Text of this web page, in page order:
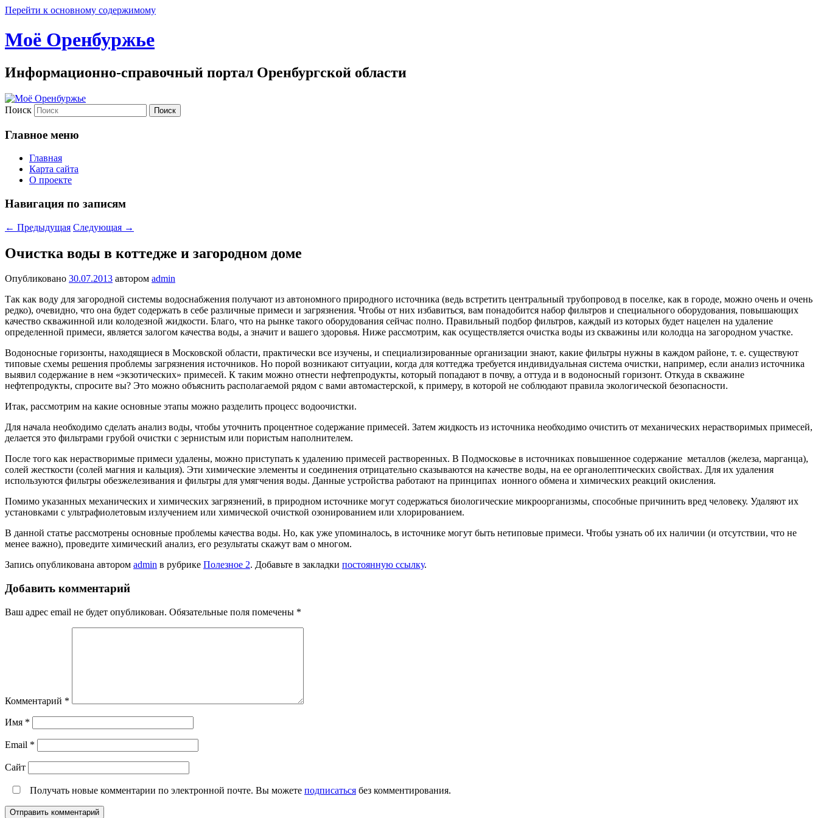
Перейти к основному содержимому
Моё Оренбуржье
Информационно-справочный портал Оренбургской области
Поиск
Главное меню
Главная
Карта сайта
О проекте
Навигация по записям
← Предыдущая Следующая →
Очистка воды в коттедже и загородном доме
Опубликовано 30.07.2013 автором admin
Так как воду для загородной системы водоснабжения получают из автономного природного источника (ведь встретить центральный трубопровод в поселке, как в городе, можно очень и очень
редко), очевидно, что она будет содержать в себе различные примеси и загрязнения. Чтобы от них избавиться, вам понадобится набор фильтров и специального оборудования, повышающих
качество скважинной или колодезной жидкости. Благо, что на рынке такого оборудования сейчас полно. Правильный подбор фильтров, каждый из которых будет нацелен на удаление
определенной примеси, является залогом качества воды, а значит и вашего здоровья. Ниже рассмотрим, как осуществляется очистка воды из скважины или колодца на загородном участке.
Водоносные горизонты, находящиеся в Московской области, практически все изучены, и специализированные организации знают, какие фильтры нужны в каждом районе, т. е. существуют
типовые схемы решения проблемы загрязнения источников. Но порой возникают ситуации, когда для коттеджа требуется индивидуальная система очистки, например, если анализ источника
выявил содержание в нем «экзотических» примесей. К таким можно отнести нефтепродукты, который попадают в почву, а оттуда и в водоносный горизонт. Откуда в скважине
нефтепродукты, спросите вы? Это можно объяснить располагаемой рядом с вами автомастерской, к примеру, в которой не соблюдают правила экологической безопасности.
Итак, рассмотрим на какие основные этапы можно разделить процесс водоочистки.
Для начала необходимо сделать анализ воды, чтобы уточнить процентное содержание примесей. Затем жидкость из источника необходимо очистить от механических нерастворимых примесей,
делается это фильтрами грубой очистки с зернистым или пористым наполнителем.
После того как нерастворимые примеси удалены, можно приступать к удалению примесей растворенных. В Подмосковье в источниках повышенное содержание металлов (железа, марганца),
солей жесткости (солей магния и кальция). Эти химические элементы и соединения отрицательно сказываются на качестве воды, на ее органолептических свойствах. Для их удаления
используются фильтры обезжелезивания и фильтры для умягчения воды. Данные устройства работают на принципах ионного обмена и химических реакций окисления.
Помимо указанных механических и химических загрязнений, в природном источнике могут содержаться биологические микроорганизмы, способные причинить вред человеку. Удаляют их
установками с ультрафиолетовым излучением или химической очисткой озонированием или хлорированием.
В данной статье рассмотрены основные проблемы качества воды. Но, как уже упоминалось, в источнике могут быть нетиповые примеси. Чтобы узнать об их наличии (и отсутствии, что не
менее важно), проведите химический анализ, его результаты скажут вам о многом.
Запись опубликована автором admin в рубрике Полезное 2. Добавьте в закладки постоянную ссылку.
Добавить комментарий
Ваш адрес email не будет опубликован. Обязательные поля помечены *
Комментарий *
Имя *
Email *
Сайт
Получать новые комментарии по электронной почте. Вы можете подписаться без комментирования.